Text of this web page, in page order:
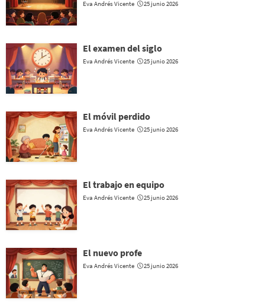
Eva Andrés Vicente 25 junio 2026
El examen del siglo
Eva Andrés Vicente 25 junio 2026
El móvil perdido
Eva Andrés Vicente 25 junio 2026
El trabajo en equipo
Eva Andrés Vicente 25 junio 2026
El nuevo profe
Eva Andrés Vicente 25 junio 2026